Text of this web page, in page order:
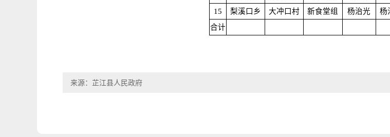
15
梨溪口乡 大冲口村 新食堂组 杨治光 杨
合计
来源：芷江县人民政府